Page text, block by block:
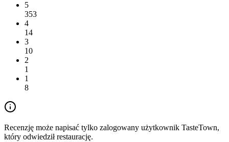
5
353
4
14
3
10
2
1
1
8
Recenzję może napisać tylko zalogowany użytkownik TasteTown,
który odwiedził restaurację.